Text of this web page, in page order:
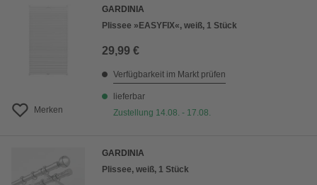
Merken
GARDINIA
Plissee »EASYFIX«, weiß, 1 Stück
29,99 €
Verfügbarkeit im Markt prüfen
lieferbar
Zustellung 14.08. - 17.08.
GARDINIA
Plissee, weiß, 1 Stück